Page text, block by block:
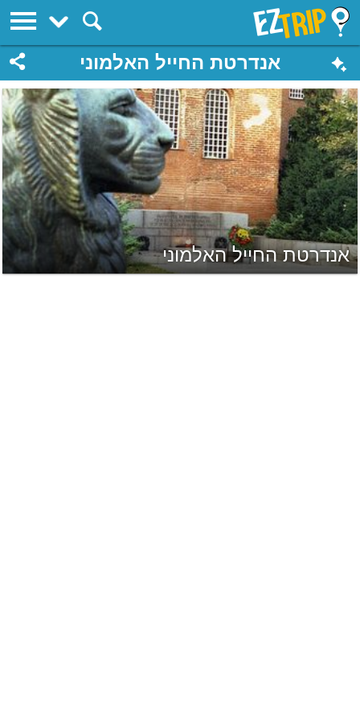
EZTrip
אנדרטת החייל האלמוני
אנדרטת החייל האלמוני